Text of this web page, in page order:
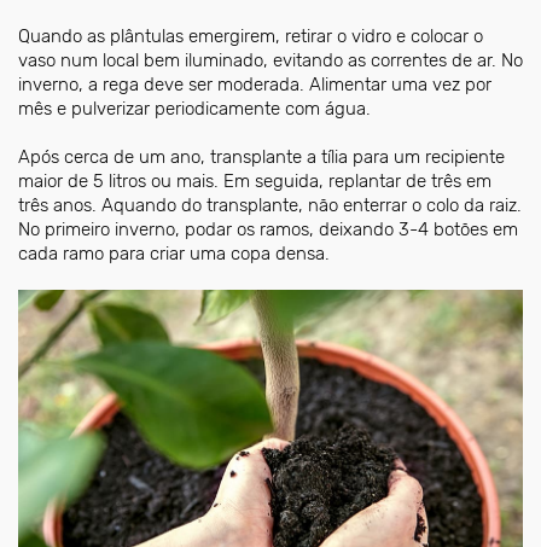
Quando as plântulas emergirem, retirar o vidro e colocar o
vaso num local bem iluminado, evitando as correntes de ar. No
inverno, a rega deve ser moderada. Alimentar uma vez por
mês e pulverizar periodicamente com água.
Após cerca de um ano, transplante a tília para um recipiente
maior de 5 litros ou mais. Em seguida, replantar de três em
três anos. Aquando do transplante, não enterrar o colo da raiz.
No primeiro inverno, podar os ramos, deixando 3-4 botões em
cada ramo para criar uma copa densa.